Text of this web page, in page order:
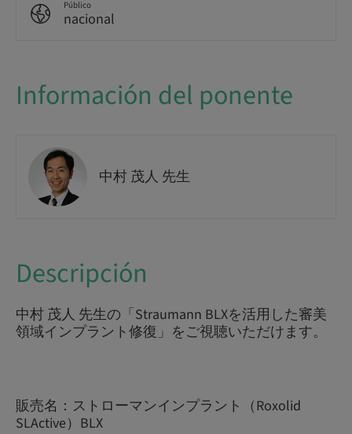
Público
nacional
Información del ponente
中村 茂人 先生
Descripción
中村 茂人 先生の「Straumann BLXを活用した審美
領域インプラント修復」をご視聴いただけます。
販売名：ストローマンインプラント（Roxolid
SLActive）BLX